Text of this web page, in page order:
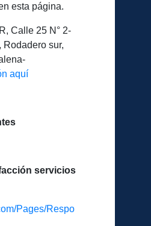
esta página.
Calle 25 N° 2-
sur,
aquí
servicios
Pages/Respo